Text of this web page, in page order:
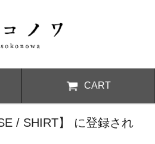
CART
/ SHIRT】 に登録され